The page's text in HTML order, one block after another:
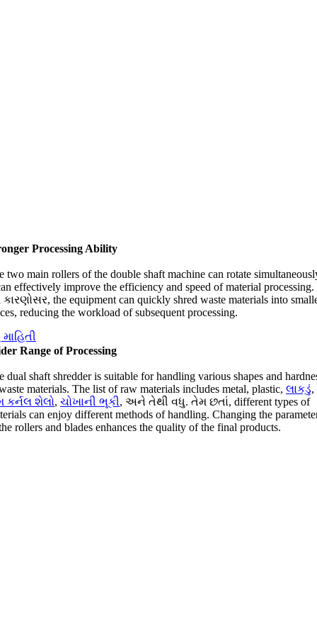
Processing Ability
two main rollers of the double shaft machine can rotate
effectively improve the efficiency and speed of material processing.
the equipment can quickly shred waste materials into
,reducing the workload of subsequent processing.
Range of Processing
dual shaft shredder is suitable for handling various shapes and
materials.The list of raw materials includes metal,plastic,લાકડું,
કર્નલ શેલો,ચોખાની ભૂકી, અને તેથી વધુ. તેમ છતાં,different types of
can enjoy different methods of handling.Changing the
rollers and blades enhances the quality of the final products.